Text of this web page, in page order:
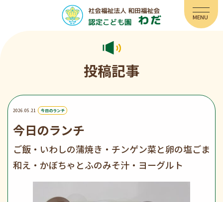
投稿記事
2026.05.21 今日のランチ
今日のランチ
ご飯・いわしの蒲焼き・チンゲン菜と卵の塩ごま
和え・かぼちゃとふのみそ汁・ヨーグルト